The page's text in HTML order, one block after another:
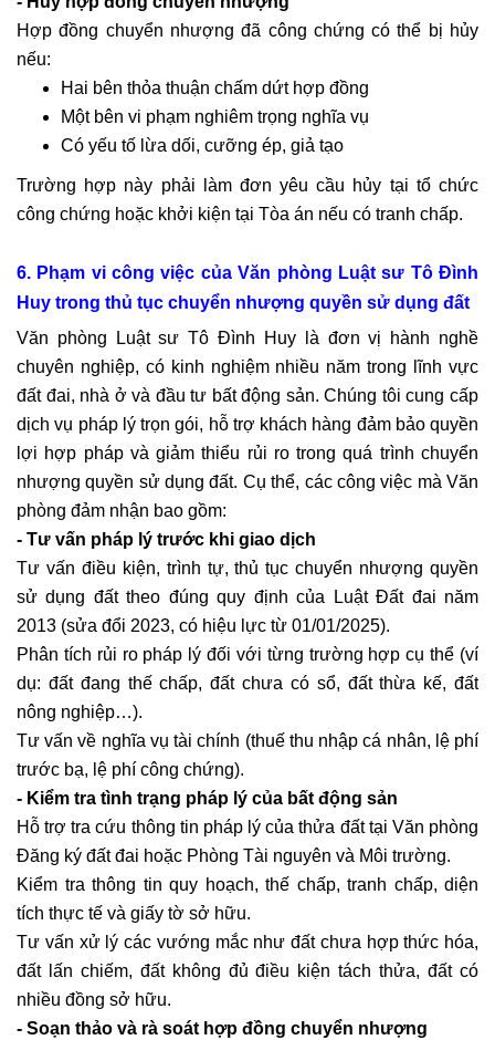
Hợp đồng chuyển nhượng đã công chứng có thể bị hủy
nếu:
Hai bên thỏa thuận chấm dứt hợp đồng
Một bên vi phạm nghiêm trọng nghĩa vụ
Có yếu tố lừa dối, cưỡng ép, giả tạo
Trường hợp này phải làm đơn yêu cầu hủy tại tổ chức
công chứng hoặc khởi kiện tại Tòa án nếu có tranh chấp.
6. Phạm vi công việc của Văn phòng Luật sư Tô Đình
Huy trong thủ tục chuyển nhượng quyền sử dụng đất
Văn phòng Luật sư Tô Đình Huy là đơn vị hành nghề
chuyên nghiệp, có kinh nghiệm nhiều năm trong lĩnh vực
đất đai, nhà ở và đầu tư bất động sản. Chúng tôi cung cấp
dịch vụ pháp lý trọn gói, hỗ trợ khách hàng đảm bảo quyền
lợi hợp pháp và giảm thiểu rủi ro trong quá trình chuyển
nhượng quyền sử dụng đất. Cụ thể, các công việc mà Văn
phòng đảm nhận bao gồm:
- Tư vấn pháp lý trước khi giao dịch
Tư vấn điều kiện, trình tự, thủ tục chuyển nhượng quyền
sử dụng đất theo đúng quy định của Luật Đất đai năm
2013 (sửa đổi 2023, có hiệu lực từ 01/01/2025).
Phân tích rủi ro pháp lý đối với từng trường hợp cụ thể (ví
dụ: đất đang thế chấp, đất chưa có sổ, đất thừa kế, đất
nông nghiệp…).
Tư vấn về nghĩa vụ tài chính (thuế thu nhập cá nhân, lệ phí
trước bạ, lệ phí công chứng).
- Kiểm tra tình trạng pháp lý của bất động sản
Hỗ trợ tra cứu thông tin pháp lý của thửa đất tại Văn phòng
Đăng ký đất đai hoặc Phòng Tài nguyên và Môi trường.
Kiểm tra thông tin quy hoạch, thế chấp, tranh chấp, diện
tích thực tế và giấy tờ sở hữu.
Tư vấn xử lý các vướng mắc như đất chưa hợp thức hóa,
đất lấn chiếm, đất không đủ điều kiện tách thửa, đất có
nhiều đồng sở hữu.
- Soạn thảo và rà soát hợp đồng chuyển nhượng